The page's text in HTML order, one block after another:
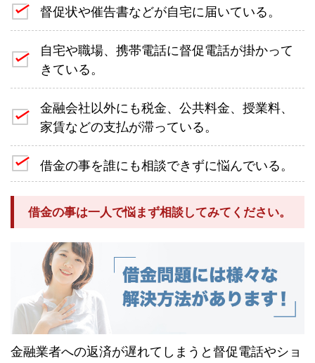
督促状や催告書などが自宅に届いている。
自宅や職場、携帯電話に督促電話が掛かって
きている。
金融会社以外にも税金、公共料金、授業料、
家賃などの支払が滞っている。
借金の事を誰にも相談できずに悩んでいる。
借金の事は一人で悩まず相談してみてください。
金融業者への返済が遅れてしまうと督促電話やショ